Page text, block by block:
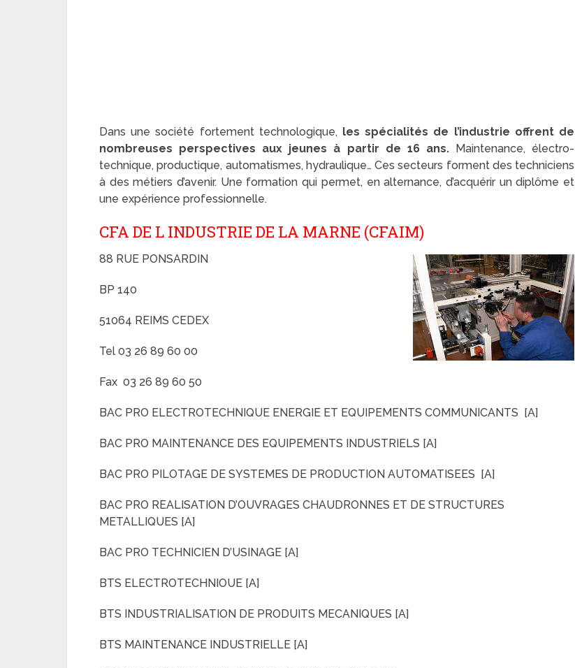
Dans une société fortement technologique, les spécialités de l’industrie offrent de
nombreuses perspectives aux jeunes à partir de 16 ans.Maintenance, électro-
technique, productique, automatismes, hydraulique… Ces secteurs forment des techniciens
à des métiers d’avenir. Une formation qui permet, en alternance, d’acquérir un diplôme et
une expérience professionnelle.
CFA DE L INDUSTRIE DE LA MARNE (CFAIM)
88 RUE PONSARDIN
BP 140
51064 REIMS CEDEX
Tel 03 26 89 60 00
Fax 03 26 89 60 50
BAC PRO ELECTROTECHNIQUE ENERGIE ET EQUIPEMENTS COMMUNICANTS [A]
BAC PRO MAINTENANCE DES EQUIPEMENTS INDUSTRIELS [A]
BAC PRO PILOTAGE DE SYSTEMES DE PRODUCTION AUTOMATISEES [A]
BAC PRO REALISATION D’OUVRAGES CHAUDRONNES ET DE STRUCTURES
METALLIQUES [A]
BAC PRO TECHNICIEN D’USINAGE [A]
BTS ELECTROTECHNIOUE [A]
BTS INDUSTRIALISATION DE PRODUITS MECANIQUES [A]
BTS MAINTENANCE INDUSTRIELLE [A]